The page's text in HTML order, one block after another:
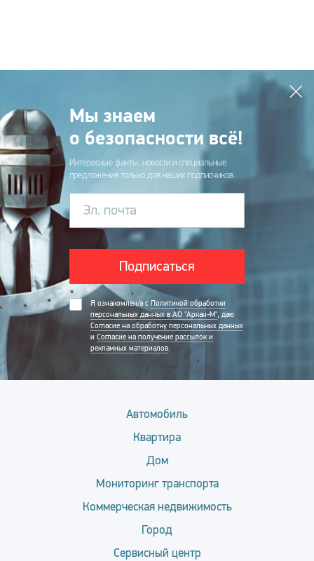
Мы знаем
о безопасности всё!
Интересные факты, новости и специальные
предложения только для наших подписчиков.
Эл. почта
Подписаться
Я ознакомлен/а с Политикой обработки
персональных данных в АО "Аркан-М", даю
Согласие на обработку персональных данных
и Согласие на получение рассылок и
рекламных материалов.
Автомобиль
Квартира
Дом
Мониторинг транспорта
Коммерческая недвижимость
Город
Сервисный центр